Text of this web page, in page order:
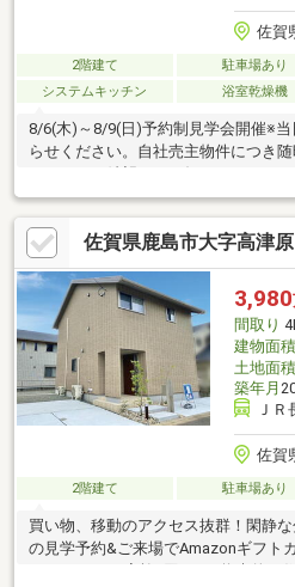
佐賀
2階建て 駐車場あり
システムキッチン
浴室乾燥機
8/6(木)～8/9(日)予約制見学会開催※
らせください。自社売主物件につき
漏り、構造上主要な部分の欠陥や・
についてお引渡しより２年間保証。●
部塗装、補修●内装工事システムキッ
換、洗面化粧台交換、フローリング
交換、シューズボックス交換、イン
置、照明LED交換【おすすめポイン
後5年間保証。
佐賀県鹿島市大字高津
3,980
間取り
建物面積
土地面積
築年月
ＪＲ
佐賀
2階建て 駐車場あり
買い物、移動のアクセス抜群！閑静
の見学予約&ご来場でAmazonギフト